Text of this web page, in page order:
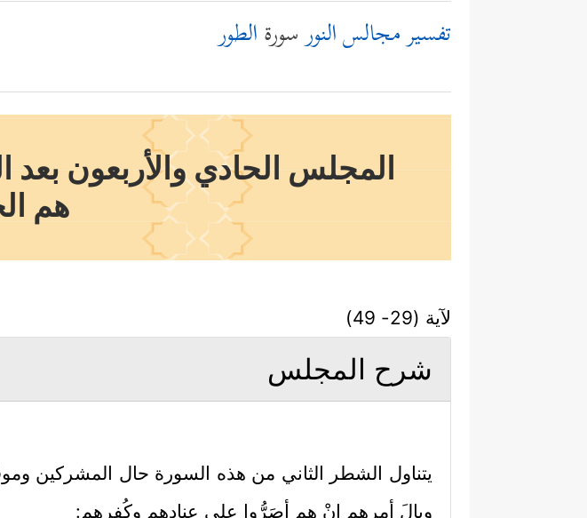
تفسير مجالس النورسورةالطور
المجلس الحادي والأربعون
هم
لآية (29- 49)
شرح المجلس
يتناول الشطر الثاني من هذه السورة حال المشركين
وبالَ أمرهم إنْ هم أصَرُّوا على عِنادهم وكُفرهم: